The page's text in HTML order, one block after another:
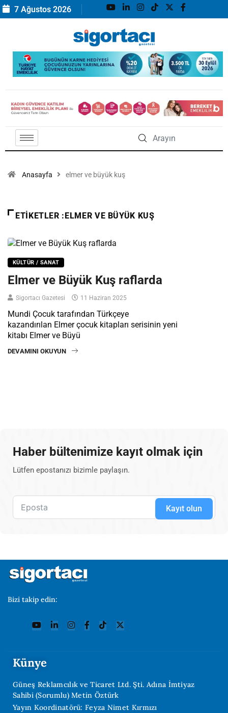
7 Ağustos 2026
Anasayfa elmer ve büyük kuş
ETIKETLER :ELMER VE BÜYÜK KUŞ
KÜLTÜR / SANAT
Elmer ve Büyük Kuş raflarda
Sigortacı Gazetesi 11 Haziran 2025
Mundi Çocuk tarafından Türkçeye
kazandırılan Elmer çocuk kitapları serisinin yeni
kitabı Elmer ve Büyü
DEVAMINI OKUYUN
Haber bültenimize kayıt olmak için
Lütfen epostanızı bizimle paylaşın.
Kayıt olun
Bizi takip edin:
Künye
Güneş Reklamcılık ve Ticaret Ltd. Şti. Adına İmtiyaz
Sahibi (Sorumlu) Metin Öztürk
Yayın Koordinatörü: Feyza Nimet Kırmızı